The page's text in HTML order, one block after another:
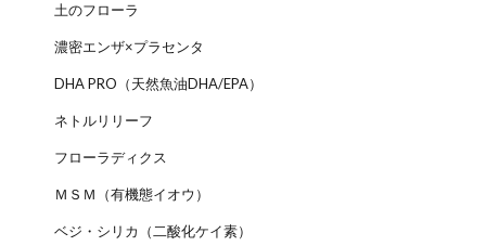
土のフローラ
濃密エンザ×プラセンタ
DHA PRO（天然魚油DHA/EPA）
ネトルリリーフ
フローラディクス
ＭＳＭ（有機態イオウ）
ベジ・シリカ（二酸化ケイ素）